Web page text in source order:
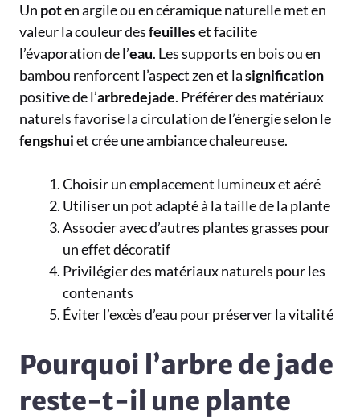
Un poten argile ou en céramique naturelle met en
valeur la couleur desfeuilleset facilite
l’évaporation de l’eau. Les supports en bois ou en
bambou renforcent l’aspect zen et lasignification
positive de l’arbredejade. Préférer des matériaux
naturels favorise la circulation de l’énergie selon le
fengshuiet crée une ambiance chaleureuse.
Choisir un emplacement lumineux et aéré
Utiliser un pot adapté à la taille de la plante
Associer avec d’autres plantes grasses pour
un effet décoratif
Privilégier des matériaux naturels pour les
contenants
Éviter l’excès d’eau pour préserver la vitalité
Pourquoi l’arbre de jade
reste-t-il une plante